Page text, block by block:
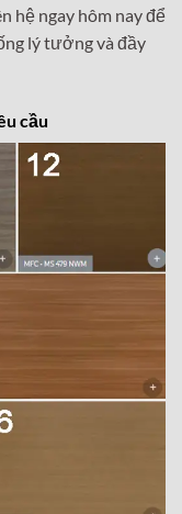
hệ ngay hôm nay để
lý tưởng và đầy
cầu